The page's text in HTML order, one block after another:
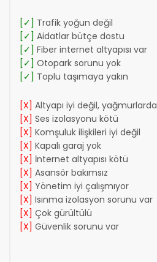
[✓] Trafik yoğun değil
[✓] Aidatlar bütçe dostu
[✓] Fiber internet altyapısı var
[✓] Otopark sorunu yok
[✓] Toplu taşımaya yakın
[X] Altyapı iyi değil,
[X] Ses izolasyonu kötü
[X] Komşuluk ilişkileri iyi değil
[X] Kapalı garaj yok
[X] İnternet altyapısı kötü
[X] Asansör bakımsız
[X] Yönetim iyi çalışmıyor
[X] Isınma izolasyon sorunu var
[X] Çok gürültülü
[X] Güvenlik sorunu var